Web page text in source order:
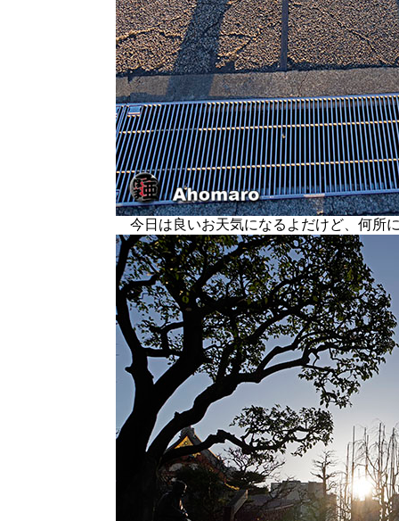
今日は良いお天気になるよだけど、何所